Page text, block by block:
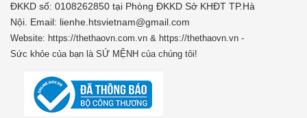
ĐKKD số: 0108262850 tại Phòng ĐKKD Sở KHĐT TP.Hà
Nội. Email: lienhe.htsvietnam@gmail.com
Website: https://thethaovn.com.vn & https://thethaovn.vn -
Sức khỏe của bạn là SỨ MỆNH của chúng tôi!